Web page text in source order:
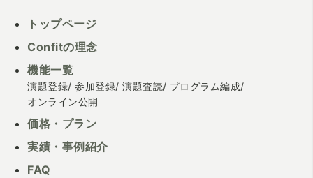
トップページ
Confitの理念
機能一覧
演題登録 参加登録 演題査読
プログラム編成
オンライン公開
価格・プラン
実績・事例紹介
FAQ